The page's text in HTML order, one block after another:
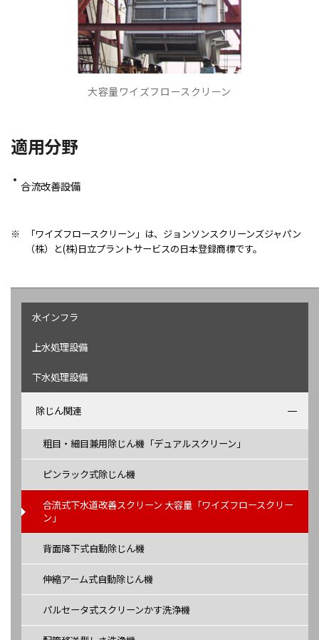
大容量ワイズフロースクリーン
適用分野
合流改善設備
※
「ワイズフロースクリーン」は、ジョンソンスクリーンズジャパン
（株）と(株)日立プラントサービスの日本登録商標です。
水インフラ
上水処理設備
下水処理設備
除じん関連
粗目・細目兼用除じん機「デュアルスクリーン」
ピンラック式除じん機
合流式下水道改善スクリーン 大容量「ワイズフロースクリー
ン」
背面降下式自動除じん機
伸縮アーム式自動除じん機
パルセータ式スクリーンかす洗浄機